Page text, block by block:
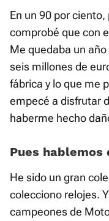
En un 90 por
comprobé que con
Me quedaba un
seis millones de
fábrica y lo que me
empecé a disfrutar
haberme hecho
Pues
He sido un gran
colecciono relojes.
campeones de